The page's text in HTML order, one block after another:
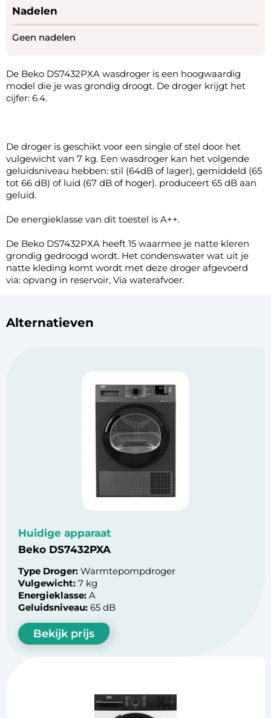
Nadelen
Geen nadelen
De Beko DS7432PXA wasdroger is een hoogwaardig
model die je was grondig droogt. De droger krijgt het
cijfer: 6.4.
De droger is geschikt voor een single of stel door het
vulgewicht van 7 kg. Een wasdroger kan het volgende
geluidsniveau hebben: stil (64dB of lager), gemiddeld (65
tot 66 dB) of luid (67 dB of hoger). produceert 65 dB aan
geluid.
De energieklasse van dit toestel is A++.
De Beko DS7432PXA heeft 15 waarmee je natte kleren
grondig gedroogd wordt. Het condenswater wat uit je
natte kleding komt wordt met deze droger afgevoerd
via: opvang in reservoir, Via waterafvoer.
Alternatieven
Huidige apparaat
Beko DS7432PXA
Type Droger: Warmtepompdroger
Vulgewicht: 7 kg
Energieklasse: A
Geluidsniveau: 65 dB
Bekijk prijs